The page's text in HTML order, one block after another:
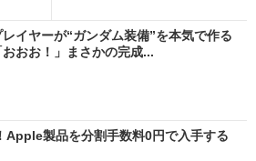
イヤーが“ガンダム装備”を本気で作る
お！」まさかの完成...
Apple製品を分割手数料0円で入手する